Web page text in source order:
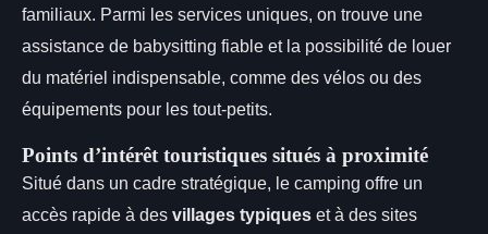
familiaux. Parmi les services uniques, on trouve une
assistance de babysitting fiable et la possibilité de louer
du matériel indispensable, comme des vélos ou des
équipements pour les tout-petits.
Points d’intérêt touristiques situés à proximité
Situé dans un cadre stratégique, le camping offre un
accès rapide à des villages typiques et à des sites